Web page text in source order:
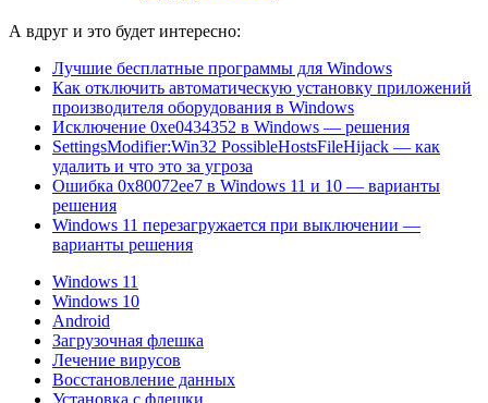
А вдруг и это будет интересно:
Лучшие бесплатные программы для Windows
Как отключить автоматическую установку приложений
производителя оборудования в Windows
Исключение 0xe0434352 в Windows — решения
SettingsModifier:Win32 PossibleHostsFileHijack — как
удалить и что это за угроза
Ошибка 0x80072ee7 в Windows 11 и 10 — варианты
решения
Windows 11 перезагружается при выключении —
варианты решения
Windows 11
Windows 10
Android
Загрузочная флешка
Лечение вирусов
Восстановление данных
Установка с флешки